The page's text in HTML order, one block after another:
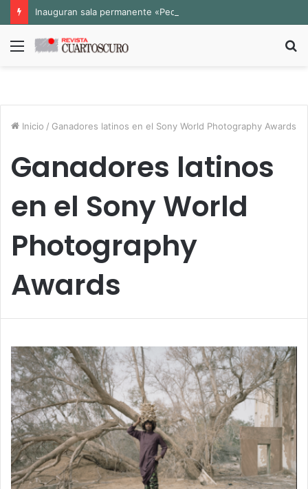
Menú
Inicio / Ganadores latinos en el Sony World Photography Awards
Ganadores latinos
en el Sony World
Photography
Awards